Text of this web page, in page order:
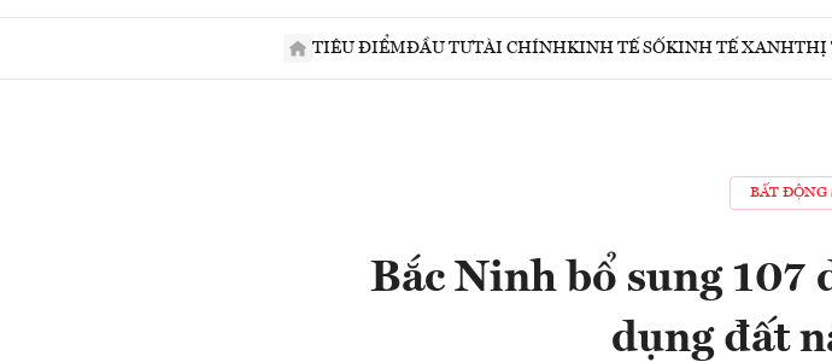
TIÊU ĐIỂMĐẦU TƯTÀI CHÍNHKINH TẾ SỐKINH TẾ XANHTHỊ
BẤT ĐỘNG
Bắc Ninh bổ sung 107
dụng đất